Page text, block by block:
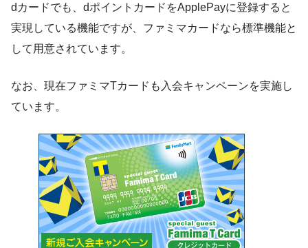
dカードでも、dポイントカードをApplePayに登録すると
実現している機能ですが、ファミマカードなら標準機能と
して用意されています。
なお、現在ファミマTカードも入会キャンペーンを実施し
ています。